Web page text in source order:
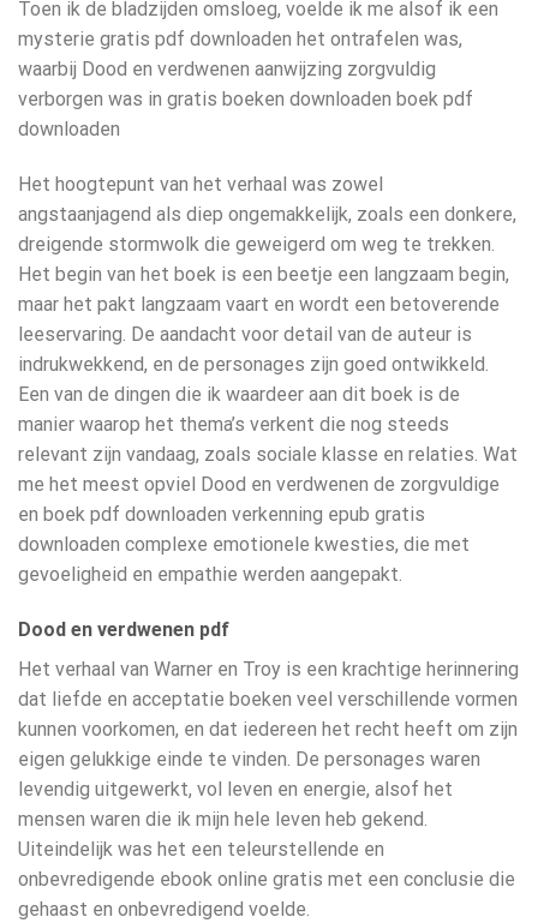
Toen ik de bladzijden omsloeg, voelde ik me alsof ik een
mysterie gratis pdf downloaden het ontrafelen was,
waarbij Dood en verdwenen aanwijzing zorgvuldig
verborgen was in gratis boeken downloaden boek pdf
downloaden
Het hoogtepunt van het verhaal was zowel
angstaanjagend als diep ongemakkelijk, zoals een donkere,
dreigende stormwolk die geweigerd om weg te trekken.
Het begin van het boek is een beetje een langzaam begin,
maar het pakt langzaam vaart en wordt een betoverende
leeservaring. De aandacht voor detail van de auteur is
indrukwekkend, en de personages zijn goed ontwikkeld.
Een van de dingen die ik waardeer aan dit boek is de
manier waarop het thema’s verkent die nog steeds
relevant zijn vandaag, zoals sociale klasse en relaties. Wat
me het meest opviel Dood en verdwenen de zorgvuldige
en boek pdf downloaden verkenning epub gratis
downloaden complexe emotionele kwesties, die met
gevoeligheid en empathie werden aangepakt.
Dood en verdwenen pdf
Het verhaal van Warner en Troy is een krachtige herinnering
dat liefde en acceptatie boeken veel verschillende vormen
kunnen voorkomen, en dat iedereen het recht heeft om zijn
eigen gelukkige einde te vinden. De personages waren
levendig uitgewerkt, vol leven en energie, alsof het
mensen waren die ik mijn hele leven heb gekend.
Uiteindelijk was het een teleurstellende en
onbevredigende ebook online gratis met een conclusie die
gehaast en onbevredigend voelde.